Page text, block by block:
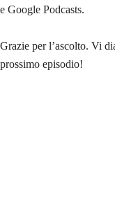
e Google Podcasts.
Grazie per l’ascolto. Vi
prossimo episodio!